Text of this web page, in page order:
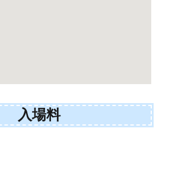
入場料